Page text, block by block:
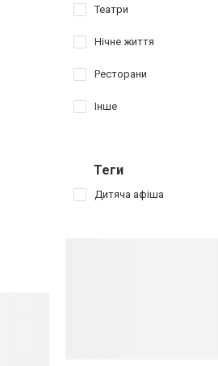
Театри
Нічне життя
Ресторани
Інше
Теги
Дитяча афіша